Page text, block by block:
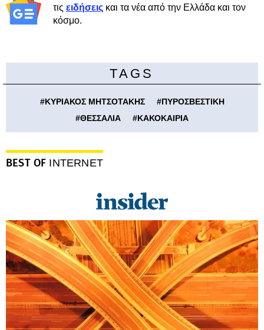
τις ειδήσεις και τα νέα από την Ελλάδα και τον
κόσμο.
TAGS
#ΚΥΡΙΑΚΟΣ ΜΗΤΣΟΤΑΚΗΣ #ΠΥΡΟΣΒΕΣΤΙΚΗ
#ΘΕΣΣΑΛΙΑ #ΚΑΚΟΚΑΙΡΙΑ
BEST OF INTERNET